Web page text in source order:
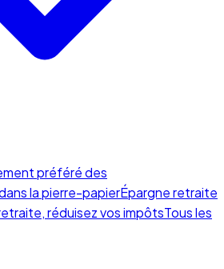
préféré des
la pierre-papierÉpargne retraite
réduisez vos impôtsTous les